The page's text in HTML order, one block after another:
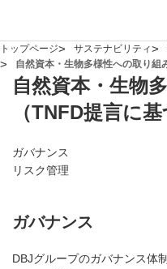
トップページ サステナビリティ
自然資本・生物多様性への取り組
自然資本・生物
（TNFD提言に基
ガバナンス
リスク管理
ガバナンス
DBJグループのガバナンス体